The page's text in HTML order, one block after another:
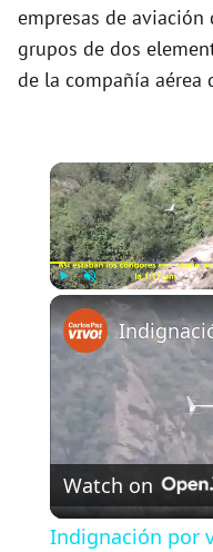
empresas de
grupos de dos
de la compañía aérea
Unmute
Watch on
Indignación por